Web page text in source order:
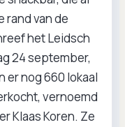
rand van de
het Leidsch
24 september,
er nog 660 lokaal
vernoemd
Klaas Koren. Ze